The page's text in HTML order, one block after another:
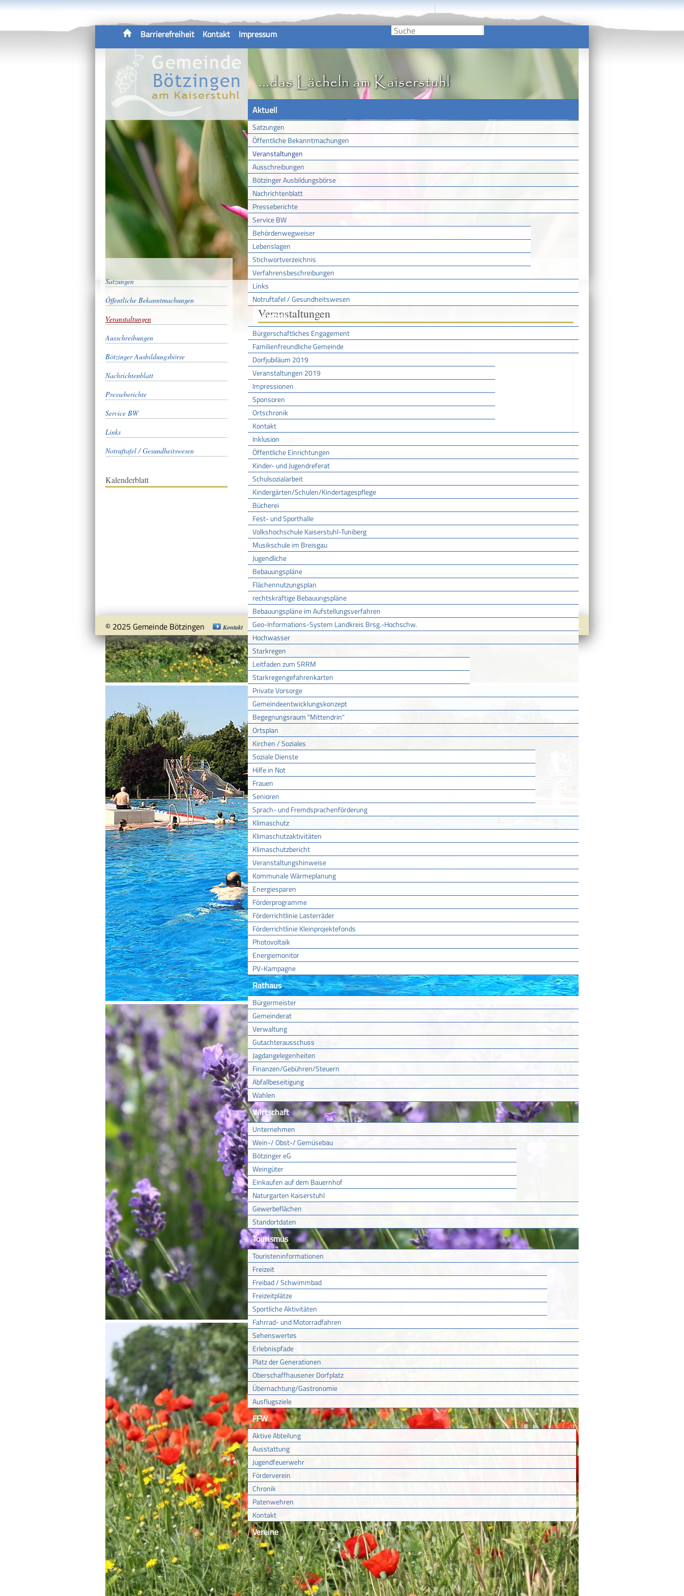
Barrierefreiheit Kontakt Impressum
Aktuell
Satzungen
Öffentliche Bekanntmachungen
Veranstaltungen
Ausschreibungen
Bötzinger Ausbildungsbörse
Nachrichtenblatt
Presseberichte
Service BW
Behördenwegweiser
Lebenslagen
Stichwortverzeichnis
Verfahrensbeschreibungen
Links
Notruftafel / Gesundheitswesen
Gemeinde
Bürgerschaftliches Engagement
Familienfreundliche Gemeinde
Dorfjubiläum 2019
Veranstaltungen 2019
Impressionen
Sponsoren
Ortschronik
Kontakt
Inklusion
Öffentliche Einrichtungen
Kinder- und Jugendreferat
Schulsozialarbeit
Kindergärten/Schulen/Kindertagespflege
Bücherei
Fest- und Sporthalle
Volkshochschule Kaiserstuhl-Tuniberg
Musikschule im Breisgau
Jugendliche
Bebauungspläne
Flächennutzungsplan
rechtskräftige Bebauungspläne
Bebauungspläne im Aufstellungsverfahren
Geo-Informations-System Landkreis Brsg.-Hochschw.
Hochwasser
Starkregen
Leitfaden zum SRRM
Starkregengefahrenkarten
Private Vorsorge
Gemeindeentwicklungskonzept
Begegnungsraum "Mittendrin"
Ortsplan
Kirchen / Soziales
Soziale Dienste
Hilfe in Not
Frauen
Senioren
Sprach- und Fremdsprachenförderung
Klimaschutz
Klimaschutzaktivitäten
Klimaschutzbericht
Veranstaltungshinweise
Kommunale Wärmeplanung
Energiesparen
Förderprogramme
Förderrichtlinie Lasterräder
Förderrichtlinie Kleinprojektefonds
Photovoltaik
Energiemonitor
PV-Kampagne
Rathaus
Bürgermeister
Gemeinderat
Verwaltung
Gutachterausschuss
Jagdangelegenheiten
Finanzen/Gebühren/Steuern
Abfallbeseitigung
Wahlen
Wirtschaft
Unternehmen
Wein-/ Obst-/ Gemüsebau
Bötzinger eG
Weingüter
Einkaufen auf dem Bauernhof
Naturgarten Kaiserstuhl
Gewerbeflächen
Standortdaten
Tourismus
Touristeninformationen
Freizeit
Freibad / Schwimmbad
Freizeitplätze
Sportliche Aktivitäten
Fahrrad- und Motorradfahren
Sehenswertes
Erlebnispfade
Platz der Generationen
Oberschaffhausener Dorfplatz
Übernachtung/Gastronomie
Ausflugsziele
FFW
Aktive Abteilung
Ausstattung
Jugendfeuerwehr
Förderverein
Chronik
Patenwehren
Kontakt
Vereine
Satzungen
Öffentliche Bekanntmachungen
Veranstaltungen
Ausschreibungen
Bötzinger Ausbildungsbörse
Nachrichtenblatt
Presseberichte
Service BW
Links
Notruftafel / Gesundheitswesen
Kalenderblatt
Sie sind hier:Startseite /Aktuell /Veranstaltungen
Veranstaltungen
Suchen nach
Heute
Morgen
Wochenende
Diese Woche
Zwei Wochen
Drei Monate
Zwei Jahre
Von
Bis
Veranstaltungsort
Veranstalter
KEINE DATEN VORHANDEN
© 2025 Gemeinde Bötzingen Kontakt Impressum Datenschutz nach oben Cookies